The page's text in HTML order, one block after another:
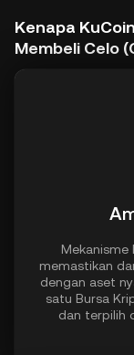
Kenapa
Membeli Celo
Mekanisme
memastikan
dengan aset
satu Bursa
dan terpilih